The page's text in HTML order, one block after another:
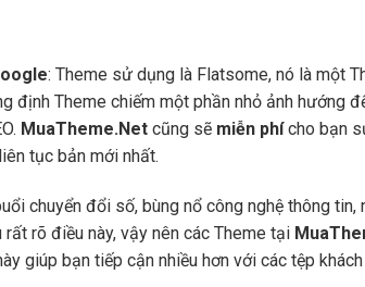
: Theme sử dụng là Flatsome, nó là một
định Theme chiếm một phần nhỏ ảnh hướng
MuaTheme.Net cũng sẽ miễn phícho bạn
tục bản mới nhất.
chuyển đổi số, bùng nổ công nghệ thông
rõ điều này, vậy nên các Theme tại
giúp bạn tiếp cận nhiều hơn với các tệp